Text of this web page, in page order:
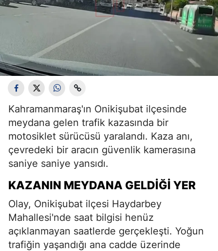
Kahramanmaraş'ın Onikişubat ilçesinde
meydana gelen trafik kazasında bir
motosiklet sürücüsü yaralandı. Kaza anı,
çevredeki bir aracın güvenlik kamerasına
saniye saniye yansıdı.
KAZANIN MEYDANA GELDIĞI YER
Olay, Onikişubat ilçesi Haydarbey
Mahallesi'nde saat bilgisi henüz
açıklanmayan saatlerde gerçekleşti. Yoğun
trafiğin yaşandığı ana cadde üzerinde